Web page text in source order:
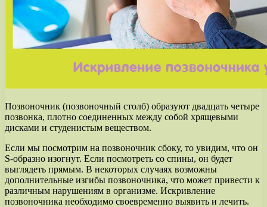
Позвоночник (позвоночный столб) образуют двадцать четыре
позвонка, плотно соединенных между собой хрящевыми
дисками и студенистым веществом.
Если мы посмотрим на позвоночник сбоку, то увидим, что он
S-образно изогнут. Если посмотреть со спины, он будет
выглядеть прямым. В некоторых случаях возможны
дополнительные изгибы позвоночника, что может привести к
различным нарушениям в организме. Искривление
позвоночника необходимо своевременно выявить и лечить.